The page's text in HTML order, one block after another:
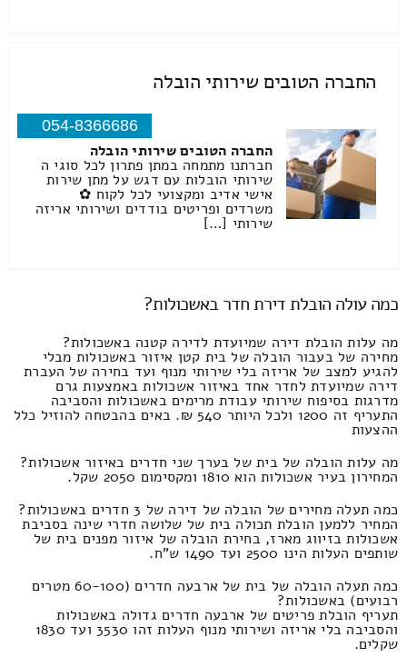
החברה הטובים שירותי הובלה
054-8366686
החברה הטובים שירותי הובלה
חברתנו מתמחה במתן פתרון לכל סוגי ה
שירותי הובלות עם דגש על מתן שירות
אישי אדיב ומקצועי לכל לקוח ✿
משרדים ופריטים בודדים ושירותי אריזה
שירותי […]
כמה עולה הובלת דירת חדר באשכולות?
מה עלות הובלת דירה שמיועדת לדירה קטנה באשכולות?
מחירה של בעבור הובלה של בית קטן איזור באשכולות מבלי
להגיע למצב של אריזה בלי שירותי מנוף ועד בחירה של העברת
דירה שמיועדת לחדר אחד באיזור אשכולות באמצעות גרם
מדרגות בסיפוח שירותי עבודת מרימים באשכולות והסביבה
התעריף זה 1200 ולכל היותר 540 ₪. באים בהבטחה להוזיל כלל
ההצעות
מה עלות הובלה של בית של בערך שני חדרים באיזור אשכולות?
המחירון בעיר אשכולות הוא 1810 ומקסימום 2050 שקל.
כמה תעלה מחירים של הובלה של דירה של 3 חדרים באשכולות?
המחיר ללמען הובלת תכולה בית של שלושה חדרי שינה בסביבת
אשכולות בזיווג מארז, בחירת הובלה של איזור מפנים בית של
שותפים העלות הינו 2500 ועד 1490 ש"ח.
כמה תעלה הובלה של בית של ארבעה חדרים (60-100 מטרים
רבועים) באשכולות?
תעריף הובלת פריטים של ארבעה חדרים גדולה באשכולות
והסביבה בלי אריזה ושירותי מנוף העלות זהו 3530 ועד 1830
שקלים.